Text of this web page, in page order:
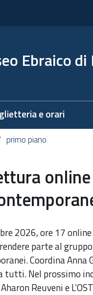
Ebraico di
e orari
primo piano
2026, ore 17
parte al
Coordina
tutti. Nel prossimo
Reuveni e